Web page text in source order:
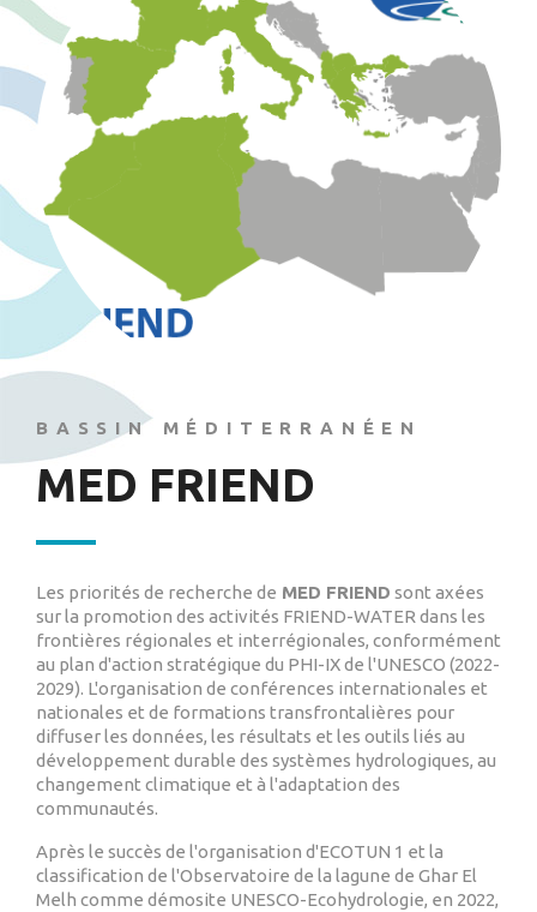
BASSIN MÉDITERRANÉEN
MED FRIEND
Les priorités de recherche de MED FRIEND sont axées
sur la promotion des activités FRIEND-WATER dans les
frontières régionales et interrégionales, conformément
au plan d'action stratégique du PHI-IX de l'UNESCO (2022-
2029). L'organisation de conférences internationales et
nationales et de formations transfrontalières pour
diffuser les données, les résultats et les outils liés au
développement durable des systèmes hydrologiques, au
changement climatique et à l'adaptation des
communautés.
Après le succès de l'organisation d'ECOTUN 1 et la
classification de l'Observatoire de la lagune de Ghar El
Melh comme démosite UNESCO-Ecohydrologie, en 2022,